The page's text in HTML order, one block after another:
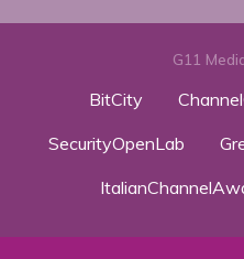
G11
BitCity
SecurityOpenLab